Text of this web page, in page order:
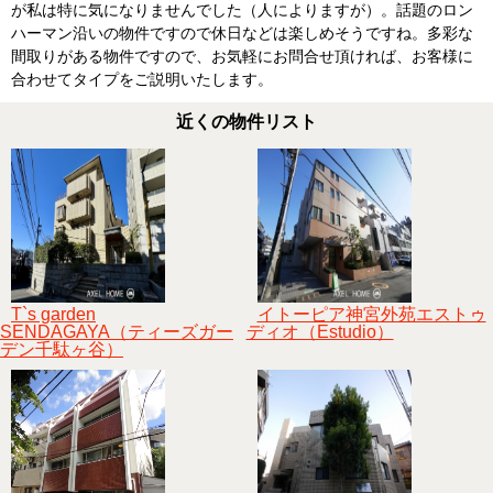
が私は特に気になりませんでした（人によりますが）。話題のロン
ハーマン沿いの物件ですので休日などは楽しめそうですね。多彩な
間取りがある物件ですので、お気軽にお問合せ頂ければ、お客様に
合わせてタイプをご説明いたします。
近くの物件リスト
T`s garden
SENDAGAYA（ティーズガー
デン千駄ヶ谷）
イトーピア神宮外苑エストゥ
ディオ（Estudio）